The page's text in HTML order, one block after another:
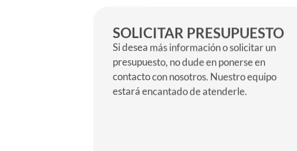
SOLICITAR PRESUPUESTO
Si desea más información o solicitar un
presupuesto, no dude en ponerse en
contacto con nosotros. Nuestro equipo
estará encantado de atenderle.